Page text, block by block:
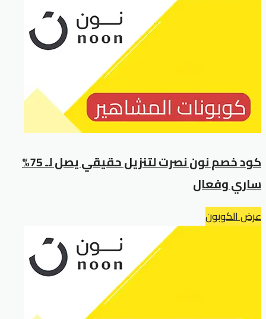
كود خصم نون نصرت لتنزيل حقيقي يصل لـ 75%
ساري وفعال
عرض الكوبون